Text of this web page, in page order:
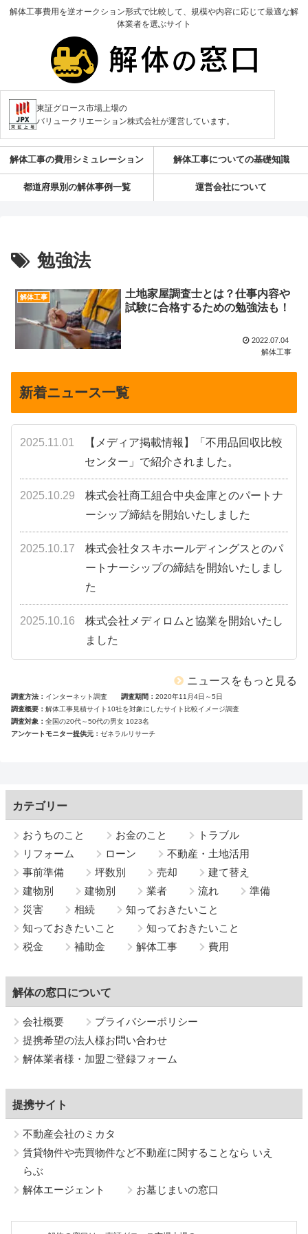
解体工事費用を逆オークション形式で比較して、規模や内容に応じて最適な解
体業者を選ぶサイト
東証グロース市場上場の
バリュークリエーション株式会社が運営しています。
解体工事の費用シミュレーション 解体工事についての基礎知識
都道府県別の解体事例一覧 運営会社について
勉強法
解体工事
土地家屋調査士とは？仕事内容や
試験に合格するための勉強法も！
2022.07.04
解体工事
新着ニュース一覧
2025.11.01
【メディア掲載情報】「不用品回収比較
センター」で紹介されました。
2025.10.29
株式会社商工組合中央金庫とのパートナ
ーシップ締結を開始いたしました
2025.10.17
株式会社タスキホールディングスとのパ
ートナーシップの締結を開始いたしまし
た
2025.10.16
株式会社メディロムと協業を開始いたし
ました
ニュースをもっと見る
調査方法 インターネット調査 調査期間
2020年11月4日～5日
調査概要
解体工事見積サイト10社を対象にしたサイト比較イメージ調査
調査対象
全国の20代～50代の男女 1023名
アンケートモニター提供元
ゼネラルリサーチ
カテゴリー
おうちのこと お金のこと
トラブル
リフォーム
ローン
不動産・土地活用
事前準備
坪数別 売却
建て替え
建物別
建物別 業者 流れ
準備
災害
相続
知っておきたいこと
知っておきたいこと
知っておきたいこと
税金
補助金 解体工事 費用
解体の窓口について
会社概要
プライバシーポリシー
提携希望の法人様お問い合わせ
解体業者様・加盟ご登録フォーム
提携サイト
不動産会社のミカタ
賃貸物件や売買物件など不動産に関することなら いえ
らぶ
解体エージェント
お墓じまいの窓口